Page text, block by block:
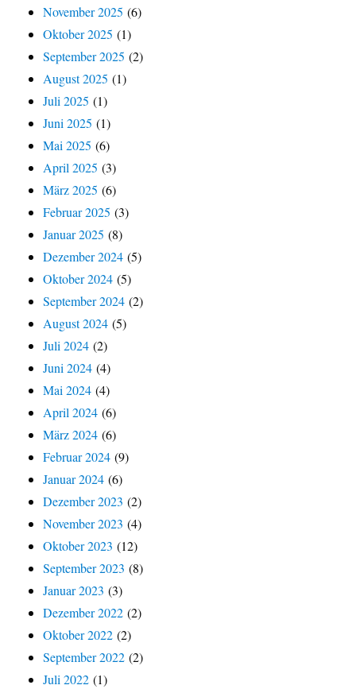
November 2025 (6)
Oktober 2025 (1)
September 2025 (2)
August 2025 (1)
Juli 2025 (1)
Juni 2025 (1)
Mai 2025 (6)
April 2025 (3)
März 2025 (6)
Februar 2025 (3)
Januar 2025 (8)
Dezember 2024 (5)
Oktober 2024 (5)
September 2024 (2)
August 2024 (5)
Juli 2024 (2)
Juni 2024 (4)
Mai 2024 (4)
April 2024 (6)
März 2024 (6)
Februar 2024 (9)
Januar 2024 (6)
Dezember 2023 (2)
November 2023 (4)
Oktober 2023 (12)
September 2023 (8)
Januar 2023 (3)
Dezember 2022 (2)
Oktober 2022 (2)
September 2022 (2)
Juli 2022 (1)